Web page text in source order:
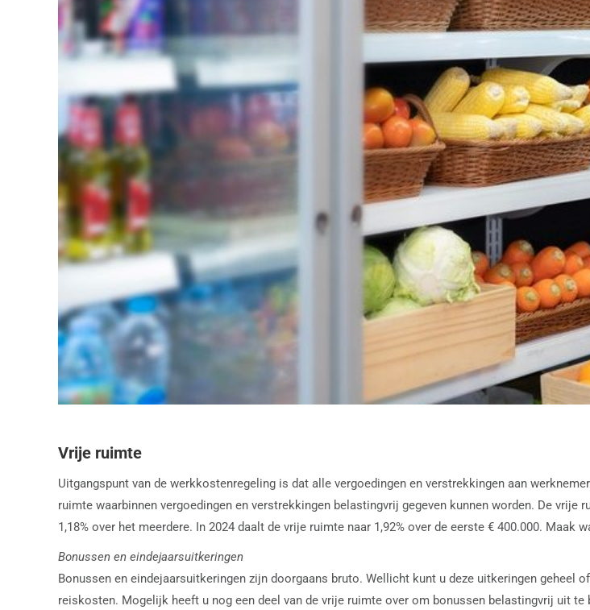
Vrije ruimte
Uitgangspunt van de werkkostenregeling is dat alle vergoedingen en verstrekkingen aan
ruimte waarbinnen vergoedingen en verstrekkingen belastingvrij gegeven kunnen worden. De
1,18% over het meerdere. In 2024 daalt de vrije ruimte naar 1,92% over de eerste € 400.000.
Bonussen en eindejaarsuitkeringen
Bonussen en eindejaarsuitkeringen zijn doorgaans bruto. Wellicht kunt u deze uitkeringen geheel
reiskosten. Mogelijk heeft u nog een deel van de vrije ruimte over om bonussen belastingvrij uit te